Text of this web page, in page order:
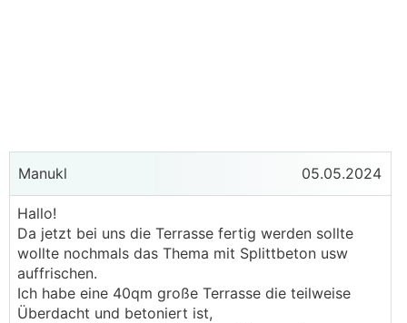
Manukl 05.05.2024
Hallo!
Da jetzt bei uns die Terrasse fertig werden sollte
wollte nochmals das Thema mit Splittbeton usw
auffrischen.
Ich habe eine 40qm große Terrasse die teilweise
Überdacht und betoniert ist,